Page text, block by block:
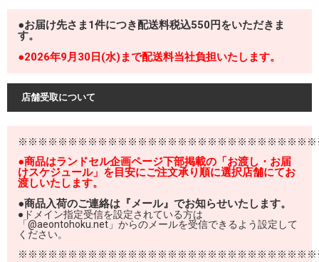
●お届け先さま1件につき配送料税込550円をいただきま
す。
●2026年9月30日(水)まで配送料当社負担いたします。
店舗受取について
●商品はランドセル企画ページ下部掲載の「お渡し・お届
けスケジュール」を目安にご注文承り順に選択店舗にてお
渡しいたします。
●商品入荷のご連絡は『メール』でお知らせいたします。
●ドメイン指定受信を設定されている方は
「@aeontohoku.net」からのメールを受信できるよう設定して
ください。